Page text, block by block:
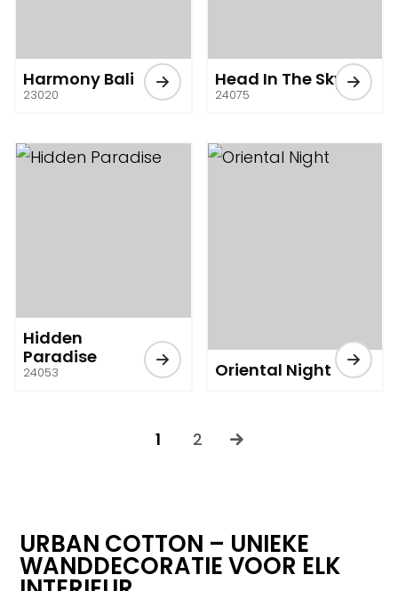
Harmony Bali
23020
Head In The Sky
24075
Hidden
Paradise
24053 Oriental Night
1 2
URBAN COTTON – UNIEKE
WANDDECORATIE VOOR ELK